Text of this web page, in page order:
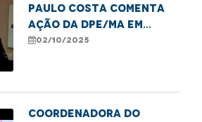
Paulo Costa comenta
ação da DPE/MA em
alusão ao Dia da
02/10/2025
Coordenadora do